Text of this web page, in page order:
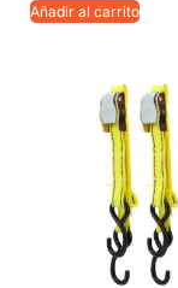
Añadir al carrito